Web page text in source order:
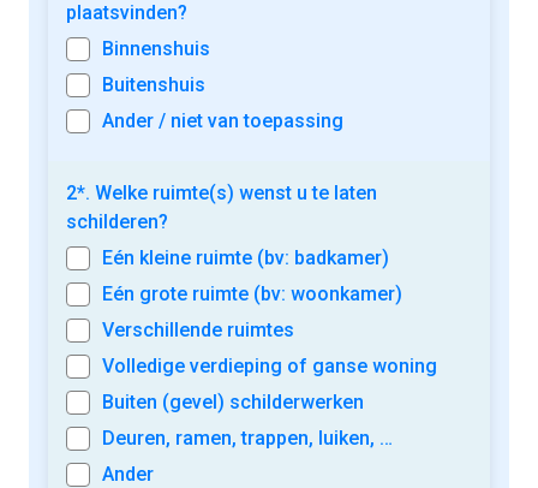
plaatsvinden?
Binnenshuis
Buitenshuis
Ander / niet van toepassing
2*. Welke ruimte(s) wenst u te laten
schilderen?
Eén kleine ruimte (bv: badkamer)
Eén grote ruimte (bv: woonkamer)
Verschillende ruimtes
Volledige verdieping of ganse woning
Buiten (gevel) schilderwerken
Deuren, ramen, trappen, luiken, …
Ander